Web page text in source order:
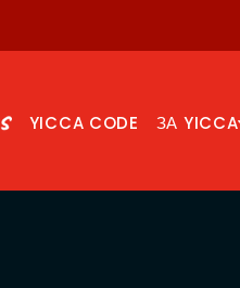
YICCA CODE ЗА YICCA